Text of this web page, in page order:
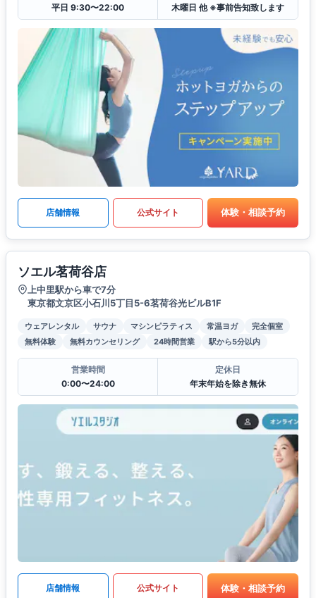
平日 9:30〜22:00
木曜日 他 ※事前告知致します
店舗情報 公式サイト 体験・相談予約
ソエル茗荷谷店
上中里駅から車で7分
東京都文京区小石川5丁目5-6茗荷谷光ビルB1F
ウェアレンタル サウナ マシンピラティス 常温ヨガ
完全個室
無料体験
無料カウンセリング 24時間営業 駅から5分以内
営業時間
0:00〜24:00
定休日
年末年始を除き無休
店舗情報 公式サイト 体験・相談予約